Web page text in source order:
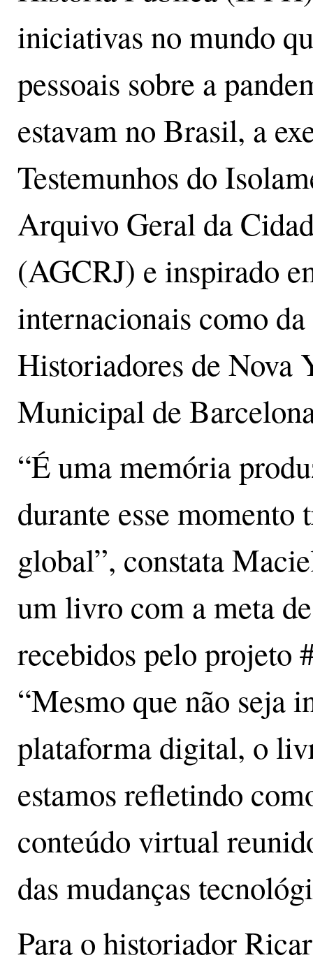
iniciativas no mundo
pessoais sobre a
estavam no Brasil, a
Testemunhos do
Arquivo Geral da
(AGCRJ) e inspirado
internacionais como
Historiadores de Nova
Municipal de
“É uma memória
durante esse momento
global”, constata
um livro com a meta
recebidos pelo projeto
“Mesmo que não seja
plataforma digital, o
estamos refletindo
conteúdo virtual
das mudanças
Para o historiador